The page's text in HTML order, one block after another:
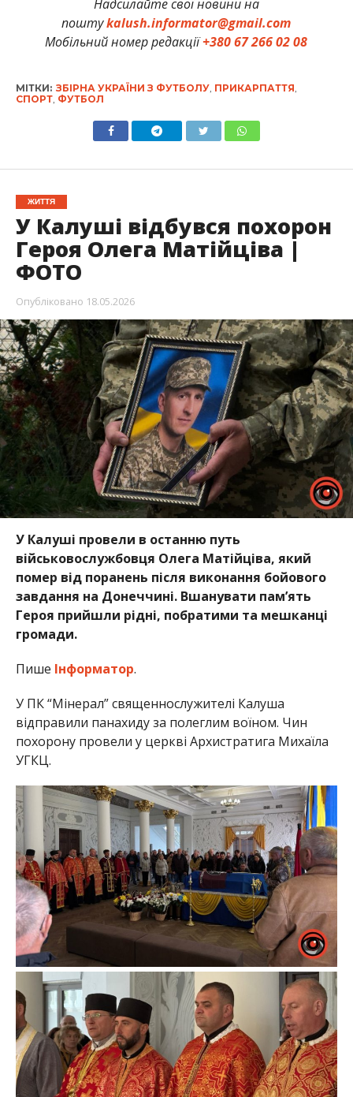
Надсилайте свої новини на
поштуkalush.informator@gmail.com
Мобільний номер редакції+380 67 266 02 08
МІТКИ: ЗБІРНА УКРАЇНИ З ФУТБОЛУ, ПРИКАРПАТТЯ
СПОРТ, ФУТБОЛ
ЖИТТЯ
У Калуші відбувся похорон
Героя Олега Матійціва |
ФОТО
Опубліковано 18.05.2026
У Калуші провели в останню путь
військовослужбовця Олега Матійціва, який
помер від поранень після виконання бойового
завдання на Донеччині. Вшанувати пам’ять
Героя прийшли рідні, побратими та мешканці
громади.
Пише Інформатор.
У ПК “Мінерал” священнослужителі Калуша
відправили панахиду за полеглим воїном. Чин
похорону провели у церкві Архистратига Михаїла
УГКЦ.